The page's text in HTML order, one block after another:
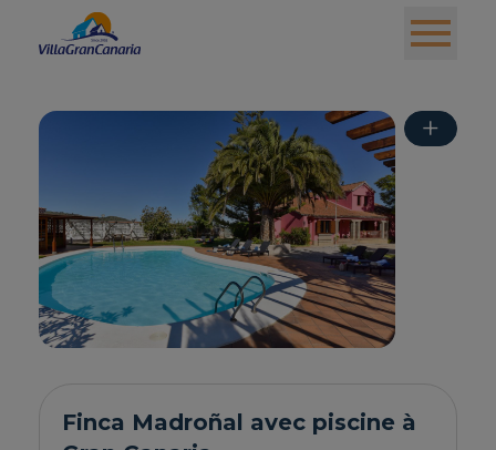
+
Finca Madroñal avec piscine à